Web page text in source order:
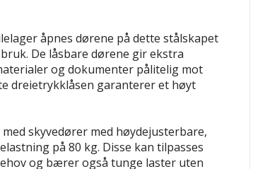
åpnes dørene på dette stålskapet
De låsbare dørene gir ekstra
og dokumenter pålitelig mot
dreietrykklåsen garanterer et høyt
skyvedører med høydejusterbare,
på 80 kg. Disse kan tilpasses
og bærer også tunge laster uten